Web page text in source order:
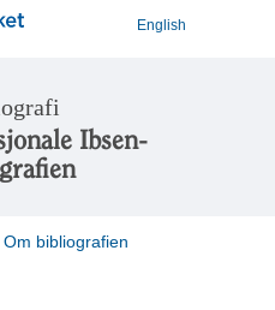
English
Ibsen-
Om bibliografien